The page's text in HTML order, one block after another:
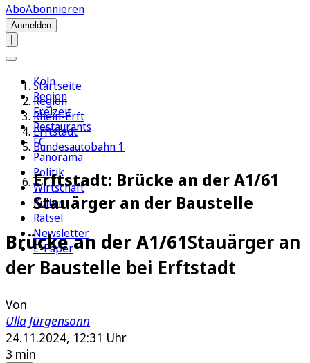
AboAbonnieren
Anmelden
Köln
Region
Freizeit
Restaurants
FC
Panorama
Politik
Wirtschaft
Kultur
Rätsel
Newsletter
E-Paper
Startseite
Region
Rhein-Erft
Erftstadt
Bundesautobahn 1
Erftstadt: Brücke an der A1/61
Stauärger an der Baustelle
Brücke an der A1/61Stauärger an
der Baustelle bei Erftstadt
Von
Ulla Jürgensonn
24.11.2024, 12:31 Uhr
3 min